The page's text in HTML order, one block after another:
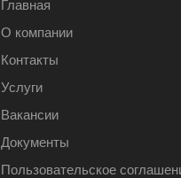
Главная
О компании
Контакты
Услуги
Вакансии
Документы
Пользовательское